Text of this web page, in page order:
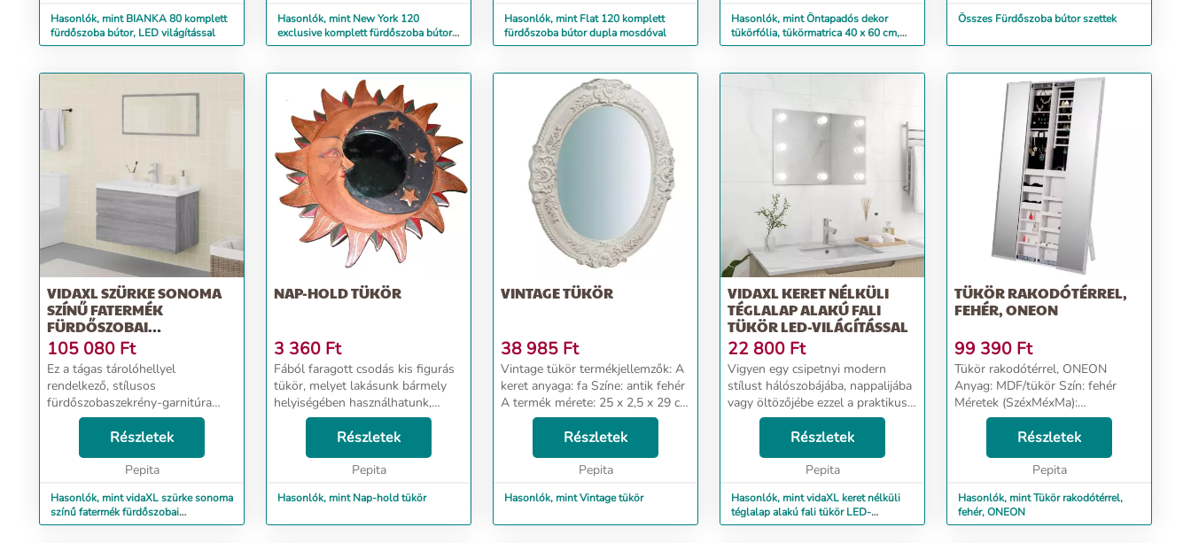
Hasonlók, mint BIANKA 80 komplett
fürdőszoba bútor, LED világítással
Hasonlók, mint New York 120
exclusive komplett fürdőszoba bútor
mosdószekrénnyel...
Hasonlók, mint Flat 120 komplett
fürdőszoba bútor dupla mosdóval
Hasonlók, mint Öntapadós dekor
tükörfólia, tükörmatrica 40 x 60 cm,
12 db
Összes Fürdőszoba bútor szettek
VIDAXL SZÜRKE SONOMA
SZÍNŰ FATERMÉK
FÜRDŐSZOBAI
BÚTORGARNITÚRA
105 080 Ft
Ez a tágas tárolóhellyel
rendelkező, stílusos
fürdőszobaszekrény-garnitúra
fürdőszobája nagyszerű
kiegészítője lesz, rendezett és
lenyűgöző megjelenést
kölcsönözve neki! Masszív anyag:
Részletek
Pepita
Hasonlók, mint vidaXL szürke sonoma
színű fatermék fürdőszobai
bútorgarnitúra
NAP-HOLD TÜKÖR
3 360 Ft
Fából faragott csodás kis figurás
tükör, melyet lakásunk bármely
helyiségében használhatunk,
csodás hangulatot varázsolva
vele. Származási hely: Indonézia...
Részletek
Pepita
Hasonlók, mint Nap-hold tükör
VINTAGE TÜKÖR
38 985 Ft
Vintage tükör termékjellemzők: A
keret anyaga: fa Színe: antik fehér
A termék mérete: 25 x 2,5 x 29 cm
Csomag tartalma: 1x Vintage
Részletek
Pepita
Hasonlók, mint Vintage tükör
VIDAXL KERET NÉLKÜLI
TÉGLALAP ALAKÚ FALI
TÜKÖR LED-VILÁGÍTÁSSAL
22 800 Ft
Vigyen egy csipetnyi modern
stílust hálószobájába, nappalijába
vagy öltözőjébe ezzel a praktikus,
LED-es fali tükörrel! A tükör éle
csiszolt, így tiszta megjelenésű.
Több tükröt is vásárolhat, és
Részletek
Pepita
Hasonlók, mint vidaXL keret nélküli
téglalap alakú fali tükör LED-
világítással
TÜKÖR RAKODÓTÉRREL,
FEHÉR, ONEON
99 390 Ft
Tükör rakodótérrel, ONEON
Anyag: MDF/tükör Szín: fehér
Méretek (SzéxMéxMa):
57,6x12x155 cm Szállítás
szétszerelve....Részletek
Pepita
Hasonlók, mint Tükör rakodótérrel,
fehér, ONEON